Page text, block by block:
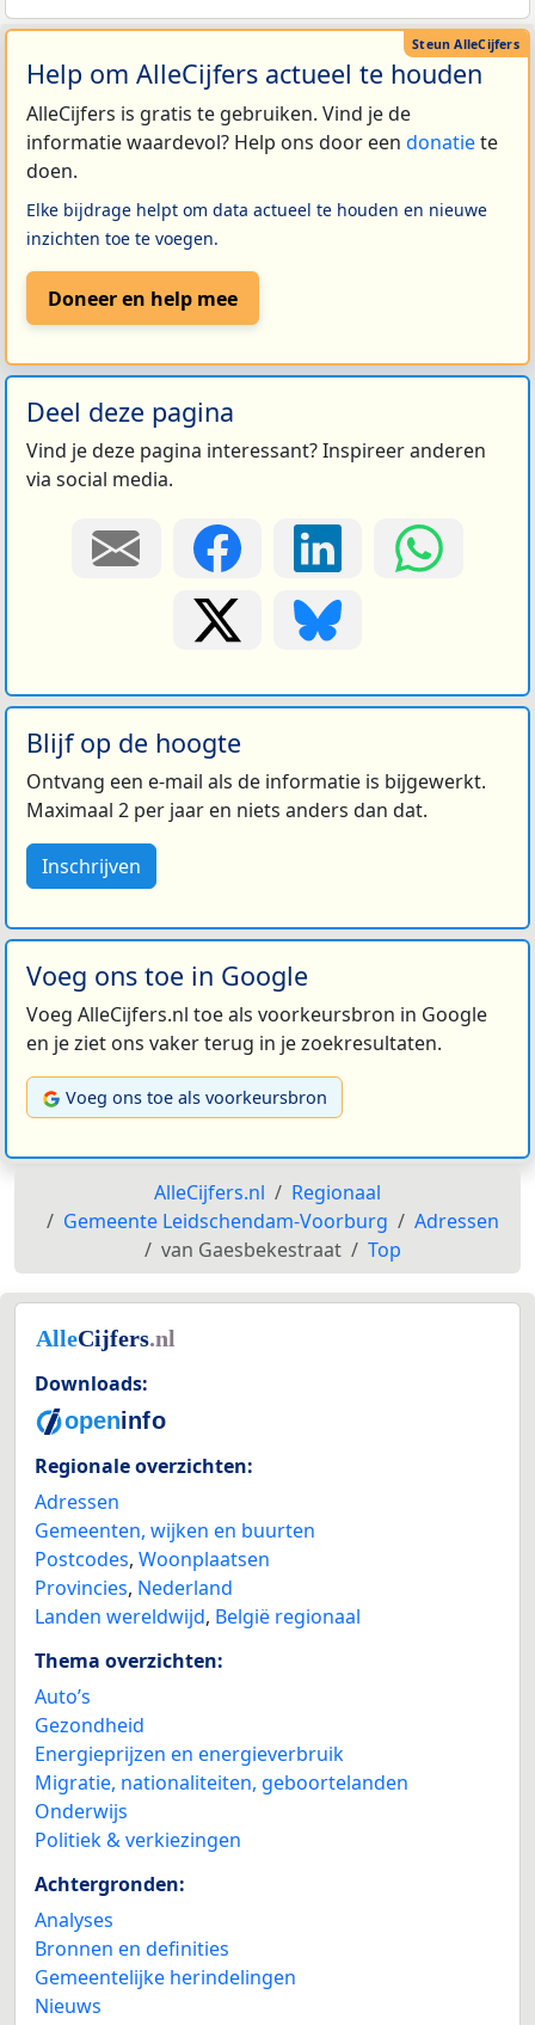
Help om AlleCijfers actueel te houden
AlleCijfers is gratis te gebruiken. Vind je de
informatie waardevol? Help ons door een donatiete
doen.
Elke bijdrage helpt om data actueel te houden en nieuwe
inzichten toe te voegen.
Doneer en help mee
Deel deze pagina
Vind je deze pagina interessant? Inspireer anderen
via social media.
Blijf op de hoogte
Ontvang een e-mail als de informatie is bijgewerkt.
Maximaal 2 per jaar en niets anders dan dat.
Inschrijven
Voeg ons toe in Google
Voeg AlleCijfers.nl toe als voorkeursbron in Google
en je ziet ons vaker terug in je zoekresultaten.
Voeg ons toe als voorkeursbron
AlleCijfers.nl
Regionaal
Gemeente Leidschendam-Voorburg
Adressen
van Gaesbekestraat
Top
Downloads:
Regionale overzichten:
Adressen
Gemeenten, wijken en buurten
Postcodes, Woonplaatsen
Provincies, Nederland
Landen wereldwijd, België regionaal
Thema overzichten:
Auto’s
Gezondheid
Energieprijzen en energieverbruik
Migratie, nationaliteiten, geboortelanden
Onderwijs
Politiek & verkiezingen
Achtergronden:
Analyses
Bronnen en definities
Gemeentelijke herindelingen
Nieuws